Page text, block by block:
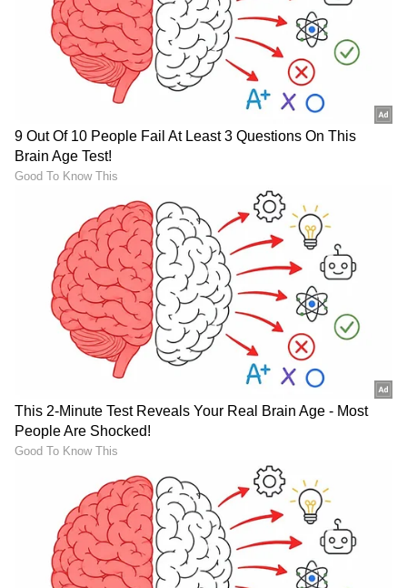
"ಸಾರಿಗೆ ವ್ಯವಸ್ಥೆ ಬಗ್ಗೆ ಭಾರತ ಸರ್ಕಾರ ರಾಜ್ಯಗಳೊಂದಿಗೆ
ಮಾತನಾಡಲಿದೆ. ವಿದ್ಯಾರ್ಥಿಗಳಿಗೆ ಕನಿಷ್ಠ
ತೊಂದರೆಯಾಗುವಂತೆ ನೋಡಿಕೊಳ್ಳಲು ನಾನು ಕೂಡಾ
ವೈಯಕ್ತಿಕವಾಗಿ ಮುಖ್ಯಮಂತ್ರಿಗಳೊಂದಿಗೆ ಮಾತನಾಡುತ್ತೇನೆ"
ಅಂತ ಅವರು ಭರವಸೆ ನೀಡಿದ್ದಾರೆ.
ಜೂನ್ 14 ರೊಳಗೆ ಎಲ್ಲಾ ಅಭ್ಯರ್ಥಿಗಳಿಗೆ ಪರೀಕ್ಷೆಯ ಪ್ರವೇಶ
ಪತ್ರಗಳನ್ನು ನೀಡಲಾಗುವುದು ಅಂತ ಪ್ರಧಾನ್ ಹೇಳಿದ್ದಾರೆ.